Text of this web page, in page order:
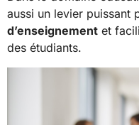
aussi un levier puissant
d’enseignement et
des étudiants.